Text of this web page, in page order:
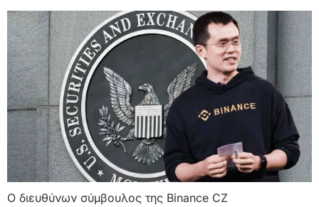
Ο διευθύνων σύμβουλος της Binance CZ